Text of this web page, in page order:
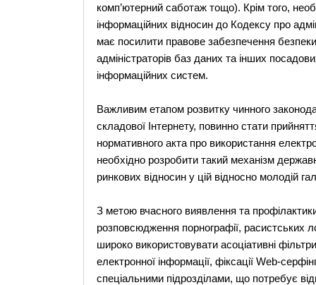
комп’ютерний саботаж тощо). Крім того,
інформаційних відносин до Кодексу про
має посилити правове забезпечення
адміністраторів баз даних та інших
інформаційних систем.
Важливим етапом розвитку чинного
складової Інтернету, повинно стати
нормативного акта про використання
необхідно розробити такий механізм
ринкових відносин у цій відносно молодій
З метою вчасного виявлення та профілактики
розповсюдження порнографії, расистських
широко використовувати асоціативні
електронної інформації, фіксації Web-
спеціальними підрозділами, що потребує